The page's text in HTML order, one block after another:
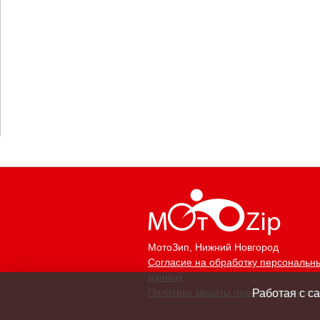
МотоЗип , Нижний Новгород
Согласие на обработку
данных
Политика защиты персональных
Работая с